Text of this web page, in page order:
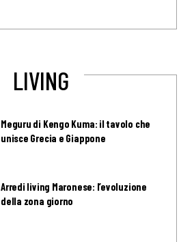
LIVING
Meguru di Kengo Kuma: il tavolo che
unisce Grecia e Giappone
Arredi living Maronese: l’evoluzione
della zona giorno